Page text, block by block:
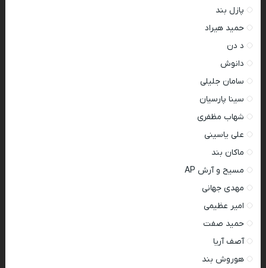
پازل بند
حمید هیراد
د دن
دانوش
سامان جلیلی
سینا پارسیان
شهاب مظفری
علی یاسینی
ماکان بند
مسیح و آرش AP
مهدی جهانی
امیر عظیمی
حمید صفت
آصف آریا
هوروش بند